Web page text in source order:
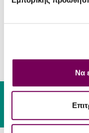
Να
Gift Card